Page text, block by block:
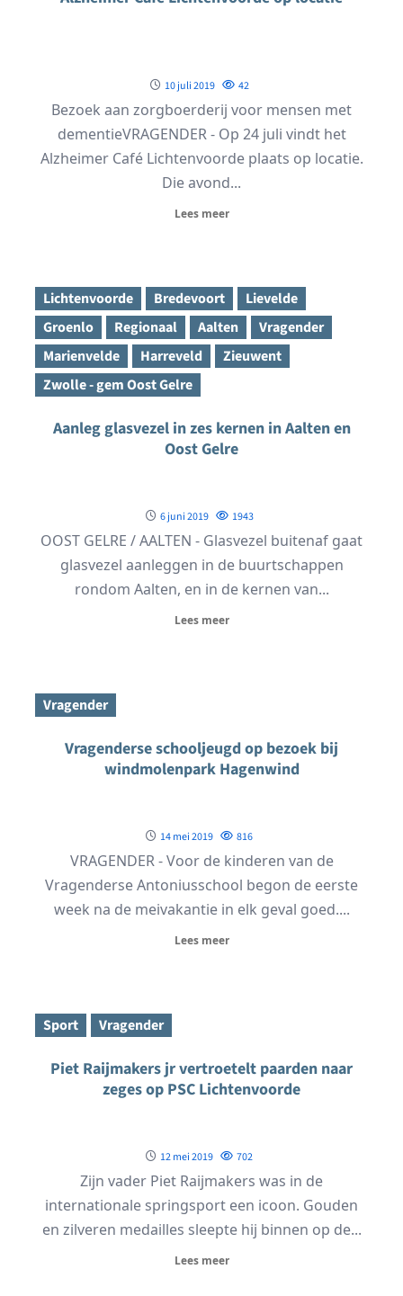
10 juli 2019 42
Bezoek aan zorgboerderij voor mensen met
dementieVRAGENDER - Op 24 juli vindt het
Alzheimer Café Lichtenvoorde plaats op locatie.
Die avond...
Lees meer
Lichtenvoorde Bredevoort
Lievelde
Groenlo
Regionaal Aalten
Vragender
Marienvelde
Harreveld
Zieuwent
Zwolle - gem Oost Gelre
Aanleg glasvezel in zes kernen in Aalten en
Oost Gelre
6 juni 2019 1943
OOST GELRE / AALTEN - Glasvezel buitenaf gaat
glasvezel aanleggen in de buurtschappen
rondom Aalten, en in de kernen van...
Lees meer
Vragender
Vragenderse schooljeugd op bezoek bij
windmolenpark Hagenwind
14 mei 2019 816
VRAGENDER - Voor de kinderen van de
Vragenderse Antoniusschool begon de eerste
week na de meivakantie in elk geval goed....
Lees meer
Sport Vragender
Piet Raijmakers jr vertroetelt paarden naar
zeges op PSC Lichtenvoorde
12 mei 2019 702
Zijn vader Piet Raijmakers was in de
internationale springsport een icoon. Gouden
en zilveren medailles sleepte hij binnen op de...
Lees meer